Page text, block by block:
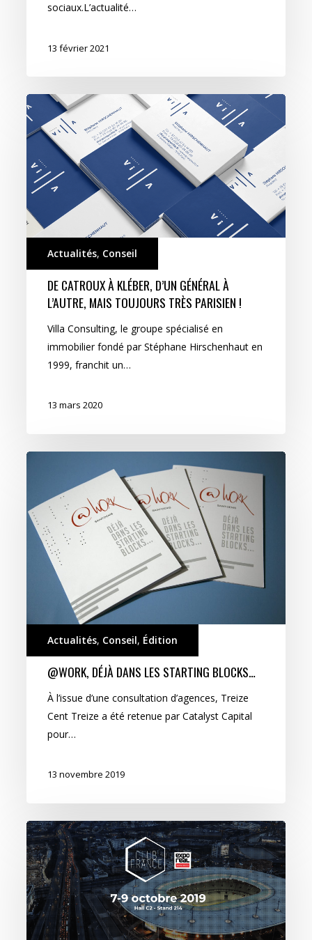
sociaux.L’actualité…
13 février 2021
De
Catroux
à
Kléber,
d’un
général
à
l’autre,
parisien
Actualités, Conseil
DE CATROUX À KLÉBER, D’UN GÉNÉRAL À
L’AUTRE, MAIS TOUJOURS TRÈS PARISIEN !
Villa Consulting, le groupe spécialisé en
immobilier fondé par Stéphane Hirschenhaut en
1999, franchit un…
13 mars 2020
les
starting
blocks…
Actualités, Conseil, Édition
@WORK, DÉJÀ DANS LES STARTING BLOCKS…
À l’issue d’une consultation d’agences, Treize
Cent Treize a été retenue par Catalyst Capital
pour…
13 novembre 2019
Willkommen
in
Frankreich !